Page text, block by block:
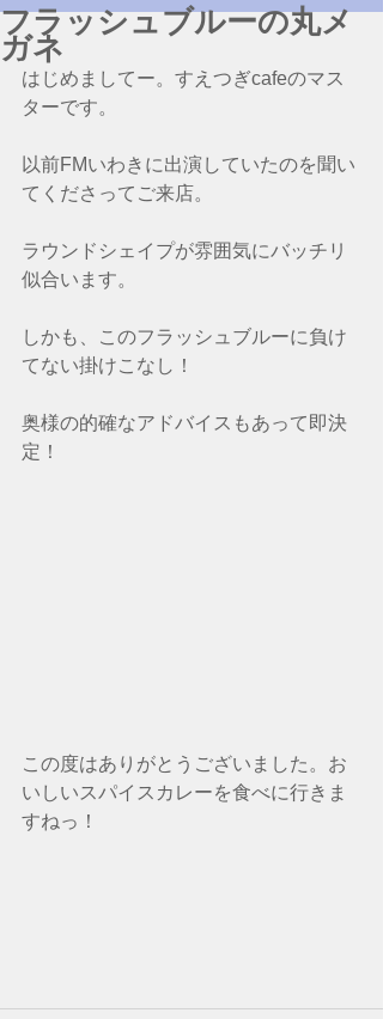
フラッシュブルーの丸メ
ガネ
はじめましてー。すえつぎcafeのマス
ターです。
以前FMいわきに出演していたのを聞い
てくださってご来店。
ラウンドシェイプが雰囲気にバッチリ
似合います。
しかも、このフラッシュブルーに負け
てない掛けこなし！
奥様の的確なアドバイスもあって即決
定！
この度はありがとうございました。お
いしいスパイスカレーを食べに行きま
すねっ！